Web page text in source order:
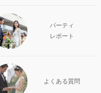
パーティ
レポート
よくある質問